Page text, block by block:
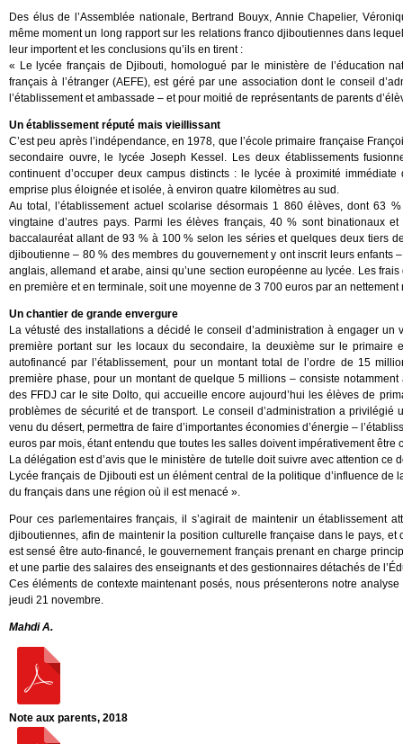
Des élus de l’Assemblée nationale, Bertrand Bouyx, Annie Chapelier,
même moment un long rapport sur les relations franco djiboutiennes dans
leur importent et les conclusions qu’ils en tirent :
« Le lycée français de Djibouti, homologué par le ministère de l’éducation
français à l’étranger (AEFE), est géré par une association dont le conseil
l’établissement et ambassade – et pour moitié de représentants de parents
Un établissement réputé mais vieillissant
C’est peu après l’indépendance, en 1978, que l’école primaire française
secondaire ouvre, le lycée Joseph Kessel. Les deux établissements
continuent d’occuper deux campus distincts : le lycée à proximité
emprise plus éloignée et isolée, à environ quatre kilomètres au sud.
Au total, l’établissement actuel scolarise désormais 1 860 élèves, dont 63
vingtaine d’autres pays. Parmi les élèves français, 40 % sont binationaux
baccalauréat allant de 93 % à 100 % selon les séries et quelques deux tiers
djiboutienne – 80 % des membres du gouvernement y ont inscrit leurs
anglais, allemand et arabe, ainsi qu’une section européenne au lycée. Les
en première et en terminale, soit une moyenne de 3 700 euros par an
Un chantier de grande envergure
La vétusté des installations a décidé le conseil d’administration à engager
première portant sur les locaux du secondaire, la deuxième sur le primaire
autofinancé par l’établissement, pour un montant total de l’ordre de 15
première phase, pour un montant de quelque 5 millions – consiste
des FFDJ car le site Dolto, qui accueille encore aujourd’hui les élèves de
problèmes de sécurité et de transport. Le conseil d’administration a
venu du désert, permettra de faire d’importantes économies d’énergie –
euros par mois, étant entendu que toutes les salles doivent impérativement être
La délégation est d’avis que le ministère de tutelle doit suivre avec attention ce
Lycée français de Djibouti est un élément central de la politique d’influence
du français dans une région où il est menacé ».
Pour ces parlementaires français, il s’agirait de maintenir un établissement
djiboutiennes, afin de maintenir la position culturelle française dans le pays, et
est sensé être auto-financé, le gouvernement français prenant en charge
et une partie des salaires des enseignants et des gestionnaires détachés de
Ces éléments de contexte maintenant posés, nous présenterons notre
jeudi 21 novembre.
Mahdi A.
Note aux parents, 2018